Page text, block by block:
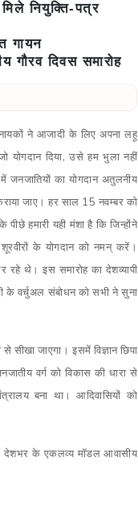
नियुक्ति-पत्र
गायन
गौरव दिवस समारोह
ने आजादी के लिए अपना लहू
दिया,उसे हम भुला नहीं
जनजातियों का योगदान अतुलनीय
जाए। हर साल 15 नवम्बर को
हमारी यही मंशा है कि जिन्होंने
के योगदान को नमन् करें।
रहे थे। इस समारोह का देशव्यापी
के वर्चुअल संबोधन को सभी ने सुना
सीखा जाएगा। इसमें विज्ञान छिपा
वर्ग को विकास की धारा से
बना था। आदिवासियों को
देशभर के एकलव्य मॉडल आवासीय